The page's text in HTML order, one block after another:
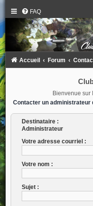
FAQ
Accueil Forum
Bienvenue sur
Contacter un administrateur
Destinataire :
Administrateur
Votre adresse courriel :
Votre nom :
Sujet :